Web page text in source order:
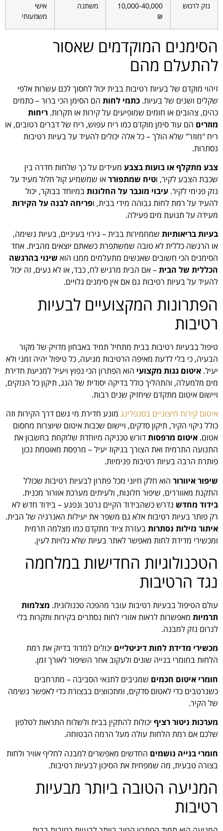
נזק לרכוש
10,000-40,000
₪
משתנה
אישי
משמעותי
הסימנים המוקדמים שאסור
להתעלם מהם
זיהוי מוקדם של בעיות רטיבות בבית יכול לחסוך לכם עשרות אלפי
שקלים ושנים של בעיות. כתמי לחות הם הסימן הכי ברור – כתמים
כהים, צהובים או חומים שמופיעים על קירות או תקרות. ריחות
מוזרים הם עוד סימן מוקדם כמו ריח עפוש, ריח של דברים רטובים, או
ריח "מוזר" שלא הולך – כל אלה יכולים להעיד על בעיות רטיבות
נסתרות.
צבע מתקלף או בועות בצבע מעידים על כך שלחות חדרה בין
שכבת הצבע לקיר, וטיח שמתפורראו שמשמיע קול חלול מעיד על
נזק פנימי לקיר. עיבוי מוגבר על החלונותבמיוחד בבוקר, יכול
להעיד על רמת לחות גבוהה מידי בבית, ופריחה לבנה על הקירות
מעידה על תנועת מים פעילה.
בעיות בריאותיות שמחמירות בבית – גירוי בעיניים, בעיות נשימה,
או הרגשה כללית לא טובה שמשתפרת כשאתם יוצאים מהבית. אחד
הסימנים הכי חשובים שאנשים מתעלמים ממנו הוא שינוי בהרגשה
הכללית של הבית– אם הבית מרגיש לח, כבד, או לא נעים, זה יכול
להעיד על בעיות רטיבות גם אם אין סימנים גלויים.
הפתרונות המקצועיים לבעיות
רטיבות
טיפול בבעיות רטיבות בבית מתחיל תמיד באבחון מדויק של מקור
הבעיה, כי בלי לדעת מאיפה הרטיבות מגיעה, כל טיפול יהיה זמני ולא
יעיל. איטום גגות מקצועי הוא הפתרון הכי נפוץ ויעיל למניעת חדירת
מים מלמעלה, והתהליך כולל בדיקה יסודית של הגג, תיקון כל הנזקים,
ויישום איטום מתקדם שיחזיק שנים רבות.
איטום קירות חיצוניים בסנפלינג מונע חדירת מי גשם דרך הקירות וזה
כולל ניקוי הקיר, תיקון סדקים, ויישום שכבות איטום שיוצרות מחסום
אטום. איטום מרפסותדורש טכניקה מיוחדת שלוקחת בחשבון את
התנועה התרמית ואת הצורך בניקוז יעיל – מרפסת מאוטמת נכון
פותרת הרבה בעיות רטיבות פנימיות.
שיפור איוורור הוא חלק חיוני מכל פתרון לבעיות רטיבות שכולל
התקנת מאווררים, שיפור חלונות, ולעיתים מערכת אוורור מכנית.
בידוד מחדש נדרש כשהבידוד הקיים נרטב ונפגע – בידוד חדש לא
רק פותר בעיות רטיבות אלא גם משפר את יעילות האנרגיה של הבית.
איתור נזילות נסתרותבעזרת ציוד מתקדם כמו מצלמה תרמית
ומכשירי מדידת לחות מאפשר לאתר בעיות שלא גלויות לעין.
הטכנולוגיות החדישות במלחמה
נגד הרטיבות
עולם הטיפול בבעיות רטיבות עובר מהפכה טכנולוגית. מצלמות
תרמיות מאפשרות לראות אזורי לחות נסתרים בקירות ותקרות בלי
לגרום נזק למבנה.
מכשירי מדידת לחות דיגיטליים יכולים למדוד בדיוק את רמת
הלחות בחומרי בנייה שונים ולעקוב אחר השיפור לאורך זמן.
חומרי איטום חכמים שמגיבים לתנאי הסביבה – מתרחבים
כשנרטבים כדי לאטום סדקים, ומתכווצים בבצורת כדי לאפשר נשימה
של הקיר.
מערכות ניטור רציף יכולות להתקין בבית ולשלוח התראות לטלפון
שלכם אם רמת הלחות עולה מעל הרמה הבטוחה.
חומרי בנייה נושמים החדשים מאפשרים למבנה לחליף אוויר ולחות
בצורה טבעית, מה שמפחית את הסיכון לבעיות רטיבות.
המניעה הטובה ביותר מבעיות
רטיבות